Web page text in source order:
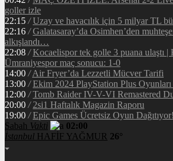
goller izle
22:15 / Uzay ve havacılık için 5 milyar TL
22:16 / Galatasaray’da Osimhen’den
alkışlandı…
22:08 / Kocaelispor tek golle 3 puana ulaştı |
Ümraniyespor maç sonucu: 1-0
14:00 / Air Fryer’da Lezzetli Mücver Tarifi
13:00 / Ekim 2024 PlayStation Plus Oyunları
12:00 / Tomb Raider IV-V-VI Remastered
20:00 / 2si1 Haftalık Magazin Raporu
19:00 / Epic Games Ücretsiz Oyun Dağıtıyor!
Sabah Vakti
02:00
İstanbul HAFİF YAĞMUR 26°